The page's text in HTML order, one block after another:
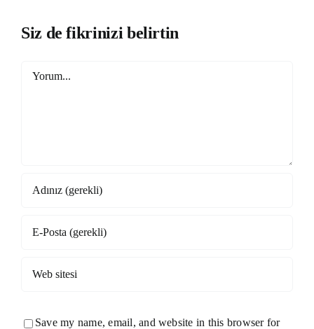
Siz de fikrinizi belirtin
Yorum
Save my name, email, and website in this browser for